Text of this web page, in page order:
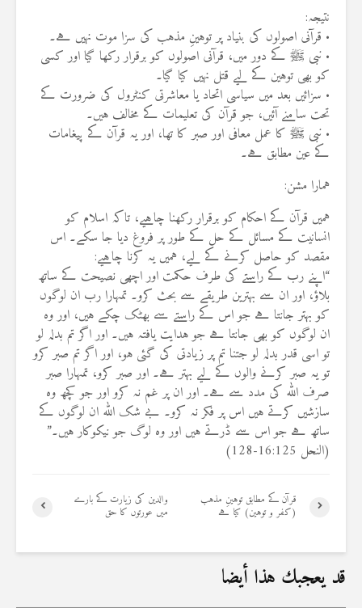
نتیجہ:
• قرآنی اصولوں کی بنیاد پر توہینِ مذہب کی سزا موت نہیں ہے۔
• نبی ﷺ کے دور میں، قرآنی اصولوں کو برقرار رکھا گیا اور کسی
کو بھی توہین کے لیے قتل نہیں کیا گیا۔
• سزائیں بعد میں سیاسی اتحاد یا معاشرتی کنٹرول کی ضرورت کے
تحت سامنے آئیں، جو قرآن کی تعلیمات کے مخالف ہیں۔
• نبی ﷺ کا عمل معافی اور صبر کا تھا، اور یہ قرآن کے پیغامات
کے عین مطابق ہے۔
ہمارا مشن:
ہمیں قرآن کے احکام کو برقرار رکھنا چاہیے، تاکہ اسلام کو
انسانیت کے مسائل کے حل کے طور پر فروغ دیا جا سکے۔ اس
مقصد کو حاصل کرنے کے لیے، ہمیں یہ کرنا چاہیے:
“اپنے رب کے راستے کی طرف حکمت اور اچھی نصیحت کے ساتھ
بلاؤ، اور ان سے بہترین طریقے سے بحث کرو۔ تمہارا رب ان لوگوں
کو بہتر جانتا ہے جو اس کے راستے سے بھٹک چکے ہیں، اور وہ
ان لوگوں کو بھی جانتا ہے جو ہدایت یافتہ ہیں۔ اور اگر تم بدلہ لو
تو اسی قدر بدلہ لو جتنا تم پر زیادتی کی گئی ہو، اور اگر تم صبر کرو
تو یہ صبر کرنے والوں کے لیے بہتر ہے۔ اور صبر کرو، تمہارا صبر
صرف اللہ کی مدد سے ہے۔ اور ان پر غم نہ کرو اور جو کچھ وہ
سازشیں کرتے ہیں اس پر فکر نہ کرو۔ بے شک اللہ ان لوگوں کے
ساتھ ہے جو اس سے ڈرتے ہیں اور وہ لوگ جو نیکوکار ہیں۔”
(النحل 16:125-128)
والدین کی زیارت کے بارے
میں عورتوں کا حق
قرآن کے مطابق توہینِ مذہب
(کفر و توہین) کیا ہے
قد يعجبك هذا أيضا